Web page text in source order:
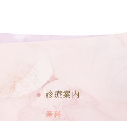
診療案内
産科